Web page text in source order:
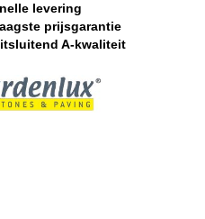
levering
prijsgarantie
A-kwaliteit